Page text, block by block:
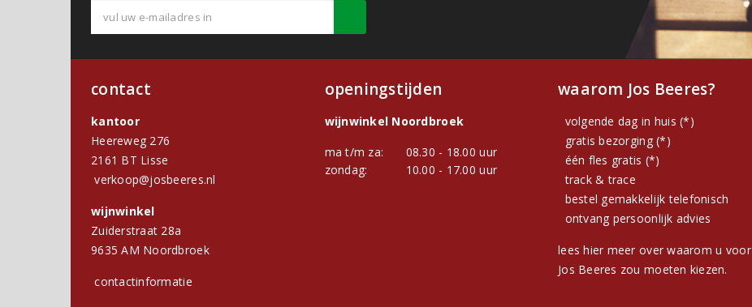
contact
kantoor
Heereweg 276
2161 BT Lisse
verkoop@josbeeres.nl
wijnwinkel
Zuiderstraat 28a
9635 AM Noordbroek
contactinformatie
openingstijden
wijnwinkel Noordbroek
ma t/m za:
08.30 - 18.00 uur
zondag:
10.00 - 17.00 uur
waarom Jos Beeres?
volgende dag in huis (*)
gratis bezorging (*)
één fles gratis (*)
track & trace
bestel gemakkelijk telefonisch
ontvang persoonlijk advies
lees hier meer over waarom u voor
Jos Beeres zou moeten kiezen.